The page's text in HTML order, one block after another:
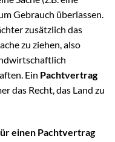
Gebrauch überlassen.
zusätzlich das
zu ziehen, also
Ein Pachtvertrag
das Recht, das Land zu
einen Pachtvertrag